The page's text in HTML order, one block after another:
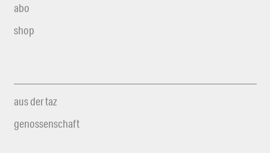
abo
shop
aus der taz
genossenschaft